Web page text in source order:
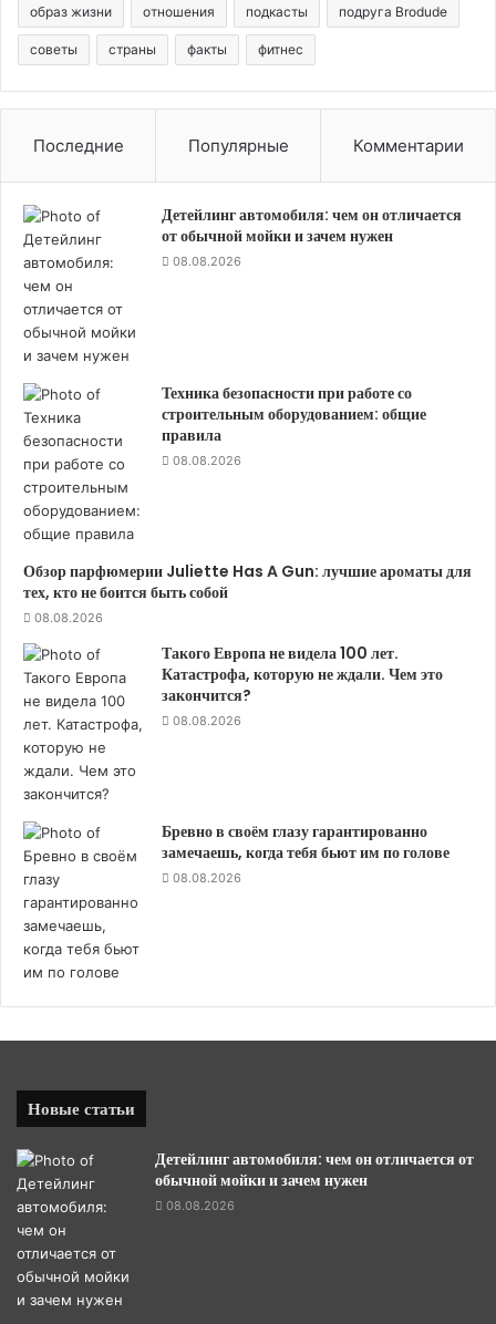
образ жизни отношения подкасты подруга Brodude
советы страны факты фитнес
Последние Популярные Комментарии
Детейлинг автомобиля: чем он отличается
от обычной мойки и зачем нужен
08.08.2026
Техника безопасности при работе со
строительным оборудованием: общие
правила
08.08.2026
Обзор парфюмерии Juliette Has A Gun: лучшие ароматы для
тех, кто не боится быть собой
08.08.2026
Такого Европа не видела 100 лет.
Катастрофа, которую не ждали. Чем это
закончится?
08.08.2026
Бревно в своём глазу гарантированно
замечаешь, когда тебя бьют им по голове
08.08.2026
Новые статьи
Детейлинг автомобиля: чем он отличается от
обычной мойки и зачем нужен
08.08.2026